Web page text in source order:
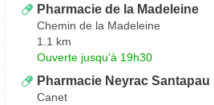
Pharmacie de la Madeleine
Chemin de la Madeleine
1.1 km
Ouverte jusqu'à 19h30
Pharmacie Neyrac Santapau
Canet